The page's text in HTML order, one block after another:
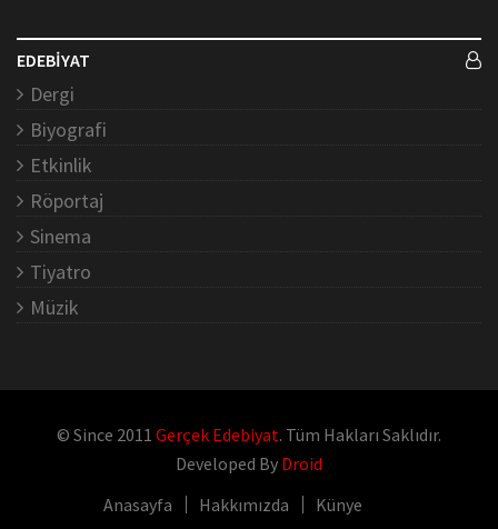
EDEBİYAT
Dergi
Biyografi
Etkinlik
Röportaj
Sinema
Tiyatro
Müzik
© Since 2011 Gerçek Edebiyat. Tüm Hakları Saklıdır.
Developed By Droid
Anasayfa
Hakkımızda Künye